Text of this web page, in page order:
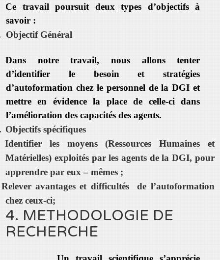
Ce travail poursuit deux types d’objectifs à
savoir :
Objectif Général
Dans notre travail, nous allons tenter
d’identifier le besoin et stratégies
d’autoformation chez le personnel de la DGI et
mettre en évidence la place de celle-ci dans
l’amélioration des capacités des agents.
Objectifs spécifiques
Identifier les moyens (Ressources Humaines et
Matérielles) exploités par les agents de la DGI, pour
apprendre par eux – mêmes ;
Relever avantages et difficultés de l’autoformation
chez ceux-ci;
4. METHODOLOGIE DE
RECHERCHE